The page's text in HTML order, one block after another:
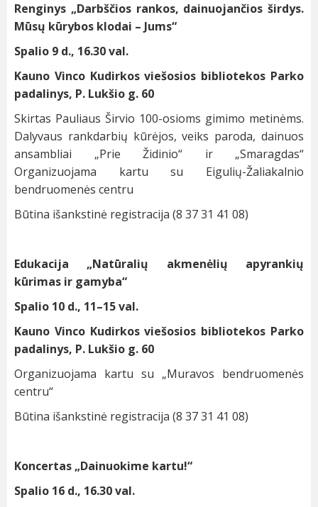
Renginys „Darbščios rankos, dainuojančios širdys.
Mūsų kūrybos klodai – Jums“
Spalio 9 d., 16.30 val.
Kauno Vinco Kudirkos viešosios bibliotekos Parko
padalinys, P. Lukšio g. 60
Skirtas Pauliaus Širvio 100-osioms gimimo metinėms.
Dalyvaus rankdarbių kūrėjos, veiks paroda, dainuos
ansambliai „Prie Židinio“ ir „Smaragdas“
Organizuojama kartu su Eigulių-Žaliakalnio
bendruomenės centru
Būtina išankstinė registracija (8 37 31 41 08)
Edukacija „Natūralių akmenėlių apyrankių
kūrimas ir gamyba“
Spalio 10 d., 11–15 val.
Kauno Vinco Kudirkos viešosios bibliotekos Parko
padalinys, P. Lukšio g. 60
Organizuojama kartu su „Muravos bendruomenės
centru“
Būtina išankstinė registracija (8 37 31 41 08)
Koncertas „Dainuokime kartu!“
Spalio 16 d., 16.30 val.